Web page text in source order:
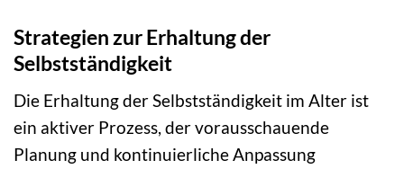
Strategien zur Erhaltung der
Selbstständigkeit
Die Erhaltung der Selbstständigkeit im Alter ist
ein aktiver Prozess, der vorausschauende
Planung und kontinuierliche Anpassung